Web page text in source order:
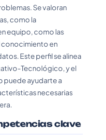
Se valoran
como la
equipo, como las
conocimiento en
Este perfil se alinea
Tecnológico, y el
puede ayudarte a
necesarias
clave